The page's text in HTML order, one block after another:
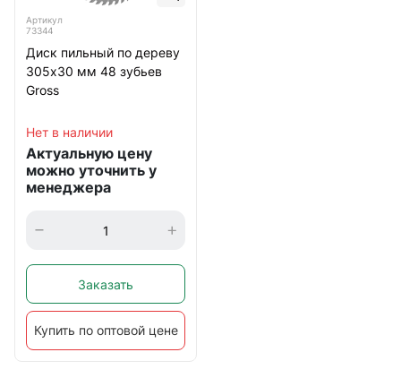
Артикул
73344
Диск пильный по дереву
305х30 мм 48 зубьев
Gross
Нет в наличии
Актуальную цену
можно уточнить у
менеджера
Заказать
Купить по оптовой цене